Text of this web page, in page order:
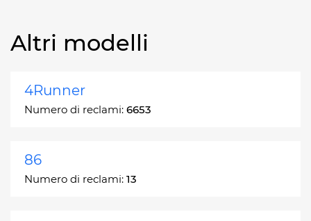
Altri modelli
4Runner
Numero di reclami: 6653
86
Numero di reclami: 13